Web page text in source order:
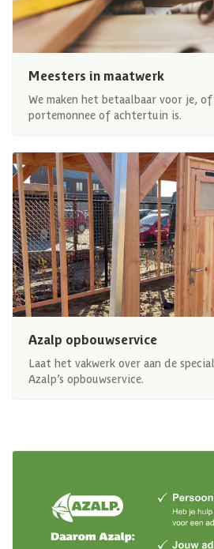
Meesters in maatwerk
We maken het betaalbaar voor je,
portemonnee of achtertuin is.
Azalp opbouwservice
Laat het vakwerk over aan de
Azalp’s opbouwservice.